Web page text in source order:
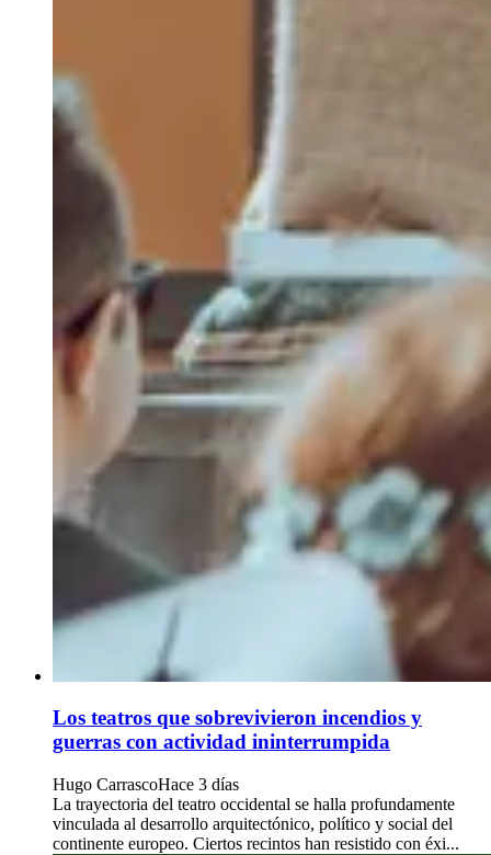
Los teatros que sobrevivieron incendios y
guerras con actividad ininterrumpida
Hugo CarrascoHace 3 días
La trayectoria del teatro occidental se halla profundamente
vinculada al desarrollo arquitectónico, político y social del
continente europeo. Ciertos recintos han resistido con éxi...